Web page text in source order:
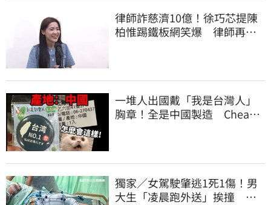
律師詐慈濟10億！徐巧芯提陳
柏惟踢鐵板網笑爆 律師再曬1
一堆人出國戴「我是台灣人」
胸章！全是中國製造 Cheap
獨家／女駕駛肇逃1死1傷！男
大生「凌晨跑外送」挨撞 媽